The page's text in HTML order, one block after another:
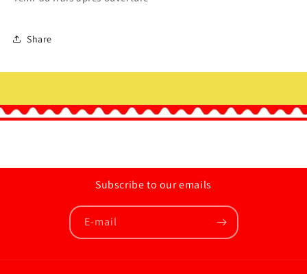
Share
Subscribe to our emails
E-mail